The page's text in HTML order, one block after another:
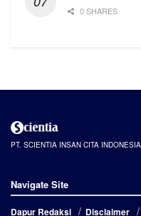
0 SHARES
PT. SCIENTIA INSAN CITA
Navigate Site
Dapur Redaksi Disclaimer